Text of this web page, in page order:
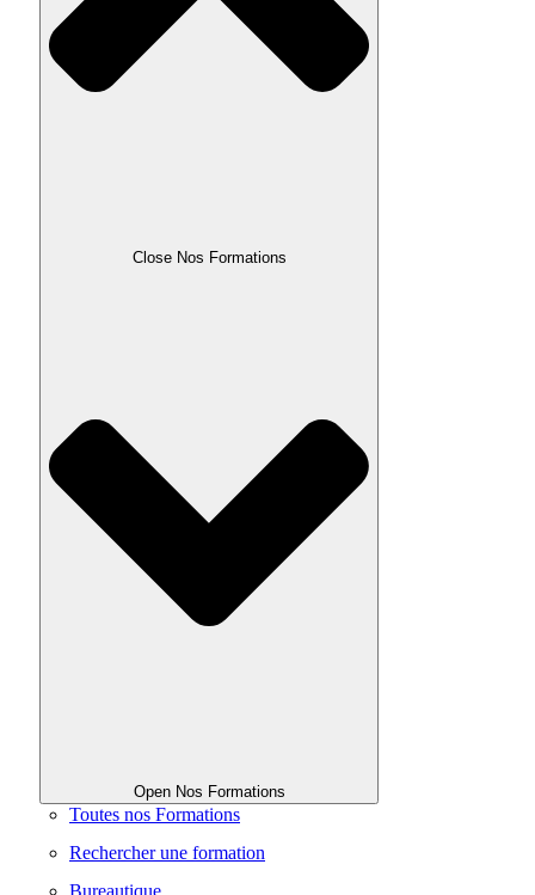
Close Nos Formations
Open Nos Formations
Toutes nos Formations
Rechercher une formation
Bureautique